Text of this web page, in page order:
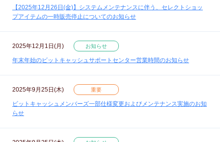
【2025年12月26日(金)】システムメンテナンスに伴う、セレクトショッ
プアイテムの一時販売停止についてのお知らせ
2025年12月1日(月) お知らせ
年末年始のビットキャッシュサポートセンター営業時間のお知らせ
2025年9月25日(木) 重要
ビットキャッシュメンバーズ一部仕様変更およびメンテナンス実施のお知
らせ